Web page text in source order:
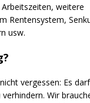
weitere
Rentensystem,
usw.
vergessen: Es
Wir